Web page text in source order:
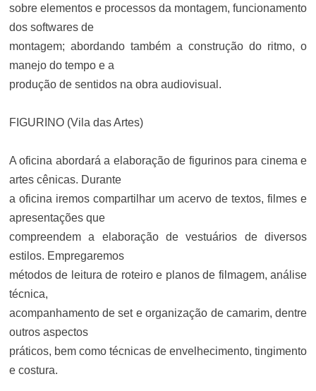
sobre elementos e processos da montagem, funcionamento
dos softwares de
montagem; abordando também a construção do ritmo, o
manejo do tempo e a
produção de sentidos na obra audiovisual.
FIGURINO (Vila das Artes)
A oficina abordará a elaboração de figurinos para cinema e
artes cênicas. Durante
a oficina iremos compartilhar um acervo de textos, filmes e
apresentações que
compreendem a elaboração de vestuários de diversos
estilos. Empregaremos
métodos de leitura de roteiro e planos de filmagem, análise
técnica,
acompanhamento de set e organização de camarim, dentre
outros aspectos
práticos, bem como técnicas de envelhecimento, tingimento
e costura.